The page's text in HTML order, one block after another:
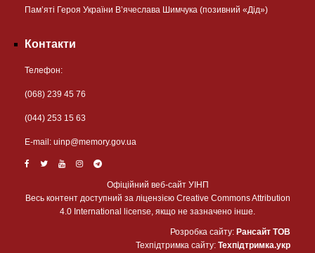
Пам’яті Героя України В’ячеслава Шимчука (позивний «Дід»)
Контакти
Телефон:
(068) 239 45 76
(044) 253 15 63
Е-mail: uinp@memory.gov.ua
Офіційний веб-сайт УІНП
Весь контент доступний за ліцензією Creative Commons Attribution
4.0 International license, якщо не зазначено інше.
Розробка сайту: Рансайт ТОВ
Техпідтримка сайту: Техпідтримка.укр